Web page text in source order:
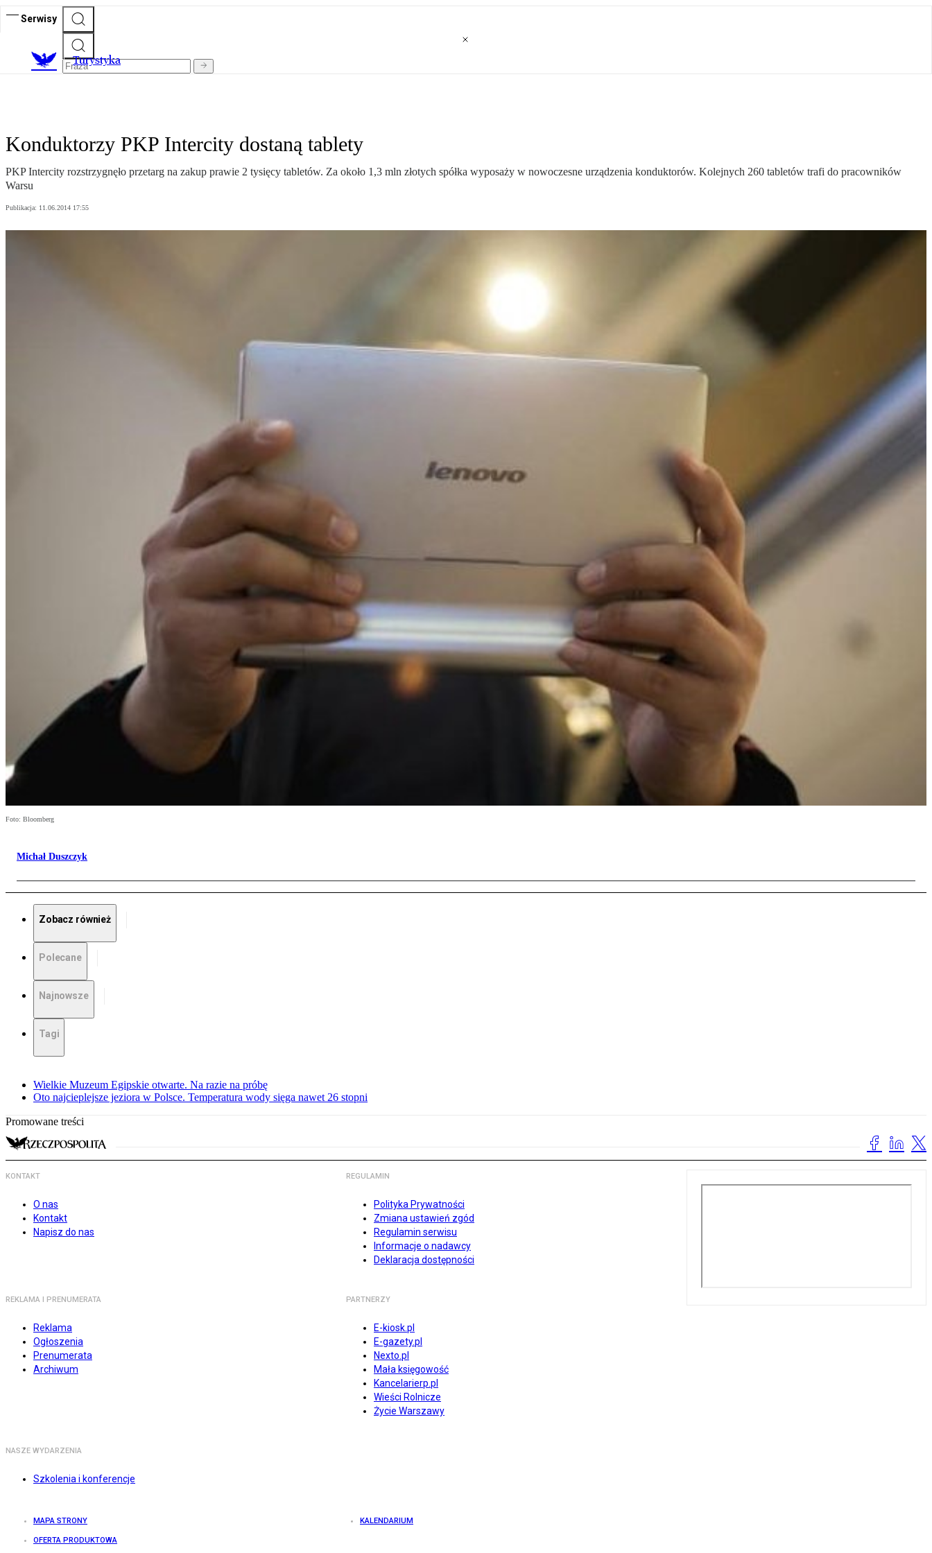
Serwisy
Turystyka
Konduktorzy PKP Intercity dostaną tablety
PKP Intercity rozstrzygnęło przetarg na zakup prawie 2 tysięcy tabletów. Za około 1,3 mln złotych spółka wyposaży w nowoczesne urządzenia konduktorów. Kolejnych 260 tabletów trafi do pracowników
Warsu
Publikacja: 11.06.2014 17:55
Foto: Bloomberg
Michał Duszczyk
Zobacz również
Polecane
Najnowsze
Tagi
Wielkie Muzeum Egipskie otwarte. Na razie na próbę
Oto najcieplejsze jeziora w Polsce. Temperatura wody sięga nawet 26 stopni
Promowane treści
KONTAKT
O nas
Kontakt
Napisz do nas
REGULAMIN
Polityka Prywatności
Zmiana ustawień zgód
Regulamin serwisu
Informacje o nadawcy
Deklaracja dostępności
REKLAMA I PRENUMERATA
Reklama
Ogłoszenia
Prenumerata
Archiwum
PARTNERZY
E-kiosk.pl
E-gazety.pl
Nexto.pl
Mała księgowość
Kancelarierp.pl
Wieści Rolnicze
Życie Warszawy
NASZE WYDARZENIA
Szkolenia i konferencje
MAPA STRONY KALENDARIUM
OFERTA PRODUKTOWA